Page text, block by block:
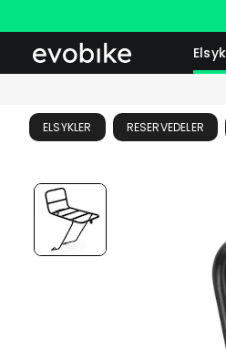
ELSYKLER RESERVEDELER